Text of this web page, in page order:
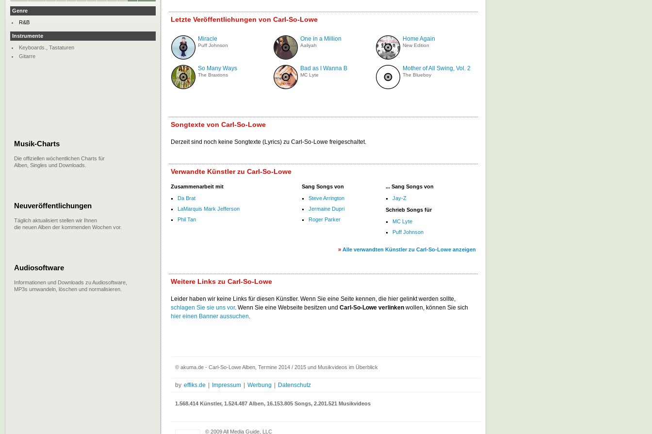
Letzte Veröffentlichungen von Carl-So-Lowe
Miracle
Puff Johnson
One in a Million
Aaliyah
Home Again
New Edition
So Many Ways
The Braxtons
Bad as I Wanna B
MC Lyte
Mother of All Swing, Vol. 2
The Blueboy
Songtexte von Carl-So-Lowe
Derzeit sind noch keine Songtexte (Lyrics) zu Carl-So-Lowe freigeschaltet.
Verwandte Künstler zu Carl-So-Lowe
Zusammenarbeit mit
Da Brat
LaMarquis Mark Jefferson
Phil Tan
Sang Songs von
Steve Arrington
Jermaine Dupri
Roger Parker
... Sang Songs von
Jay-Z
Schrieb Songs für
MC Lyte
Puff Johnson
» Alle verwandten Künstler zu Carl-So-Lowe anzeigen
Weitere Links zu Carl-So-Lowe
Leider haben wir keine Links für diesen Künstler. Wenn Sie eine Seite kennen, die hier gelinkt werden sollte,
schlagen Sie sie uns vor. Wenn Sie eine Webseite besitzen und Carl-So-Lowe verlinken wollen, können Sie sich
hier einen Banner aussuchen.
Genre
R&B
Instrumente
Keyboards., Tastaturen
Gitarre
Musik-Charts
Die offiziellen wöchentlichen Charts für
Alben, Singles und Downloads.
Neuveröffentlichungen
Täglich aktualisiert stellen wir Ihnen
die neuen Alben der kommenden Wochen vor.
Audiosoftware
Informationen und Downloads zu Audiosoftware,
MP3s umwandeln, löschen und normalisieren.
© akuma.de - Carl-So-Lowe Alben, Termine 2014 / 2015 und Musikvideos im Überblick
by effiks.de Impressum Werbung Datenschutz
1.568.414 Künstler, 1.524.487 Alben, 16.153.805 Songs, 2.201.521 Musikvideos
© 2009 All Media Guide, LLC